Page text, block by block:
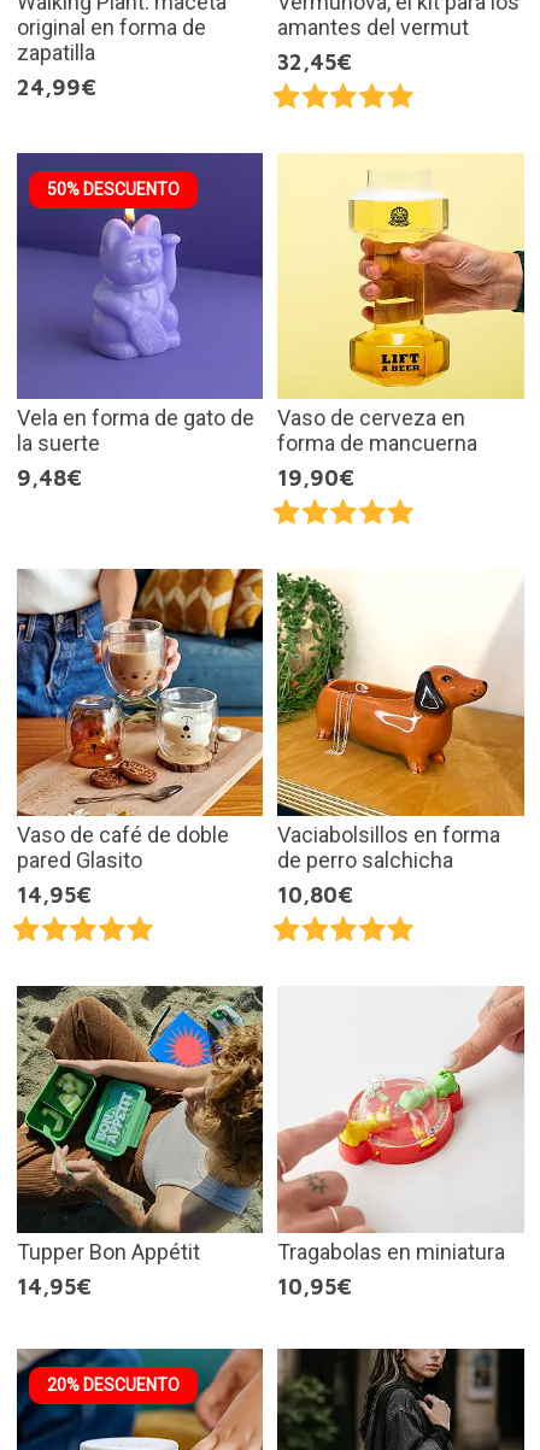
original en forma de
zapatilla
24,99€
amantes del vermut
32,45€
50% DESCUENTO
Vela en forma de gato de
la suerte
9,48€
Vaso de cerveza en
forma de mancuerna
19,90€
Vaso de café de doble
pared Glasito
14,95€
Vaciabolsillos en forma
de perro salchicha
10,80€
Tupper Bon Appétit
14,95€
Tragabolas en miniatura
10,95€
20% DESCUENTO